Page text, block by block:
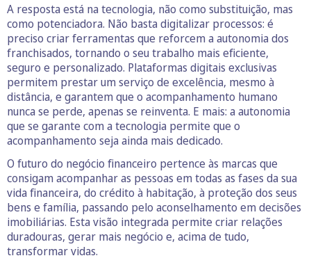
A resposta está na tecnologia, não como substituição, mas
como potenciadora. Não basta digitalizar processos: é
preciso criar ferramentas que reforcem a autonomia dos
franchisados, tornando o seu trabalho mais eficiente,
seguro e personalizado. Plataformas digitais exclusivas
permitem prestar um serviço de excelência, mesmo à
distância, e garantem que o acompanhamento humano
nunca se perde, apenas se reinventa. E mais: a autonomia
que se garante com a tecnologia permite que o
acompanhamento seja ainda mais dedicado.
O futuro do negócio financeiro pertence às marcas que
consigam acompanhar as pessoas em todas as fases da sua
vida financeira, do crédito à habitação, à proteção dos seus
bens e família, passando pelo aconselhamento em decisões
imobiliárias. Esta visão integrada permite criar relações
duradouras, gerar mais negócio e, acima de tudo,
transformar vidas.